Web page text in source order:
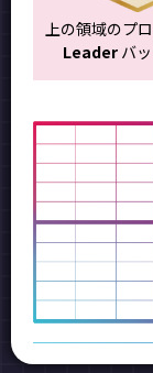
上の領域のプ
Leaderバ